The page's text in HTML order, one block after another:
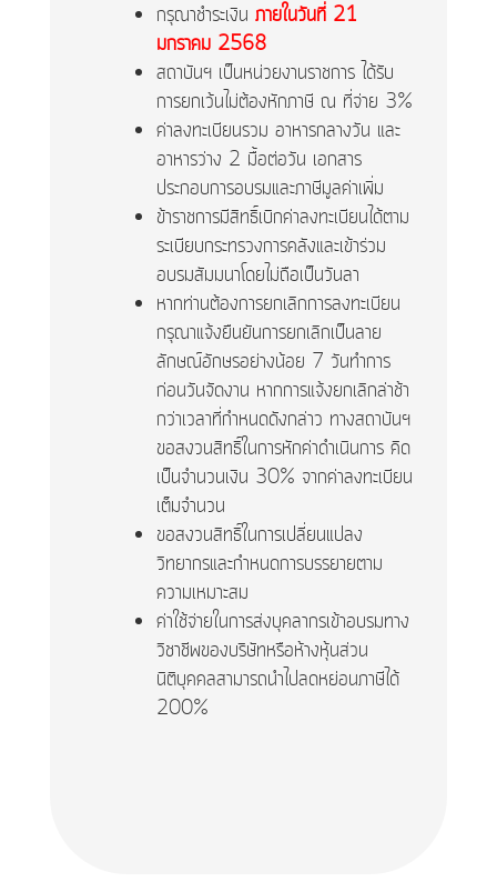
กรุณาชำระเงิน ภายในวันที่ 21
มกราคม 2568
สถาบันฯ เป็นหน่วยงานราชการ ได้รับ
การยกเว้นไม่ต้องหักภาษี ณ ที่จ่าย 3%
ค่าลงทะเบียนรวม อาหารกลางวัน และ
อาหารว่าง 2 มื้อต่อวัน เอกสาร
ประกอบการอบรมและภาษีมูลค่าเพิ่ม
ข้าราชการมีสิทธิ์เบิกค่าลงทะเบียนได้ตาม
ระเบียบกระทรวงการคลังและเข้าร่วม
อบรมสัมมนาโดยไม่ถือเป็นวันลา
หากท่านต้องการยกเลิกการลงทะเบียน
กรุณาแจ้งยืนยันการยกเลิกเป็นลาย
ลักษณ์อักษรอย่างน้อย 7 วันทำการ
ก่อนวันจัดงาน หากการแจ้งยกเลิกล่าช้า
กว่าเวลาที่กำหนดดังกล่าว ทางสถาบันฯ
ขอสงวนสิทธิ์ในการหักค่าดำเนินการ คิด
เป็นจำนวนเงิน 30% จากค่าลงทะเบียน
เต็มจำนวน
ขอสงวนสิทธิ์ในการเปลี่ยนแปลง
วิทยากรและกำหนดการบรรยายตาม
ความเหมาะสม
ค่าใช้จ่ายในการส่งบุคลากรเข้าอบรมทาง
วิชาชีพของบริษัทหรือห้างหุ้นส่วน
นิติบุคคลสามารถนำไปลดหย่อนภาษีได้
200%